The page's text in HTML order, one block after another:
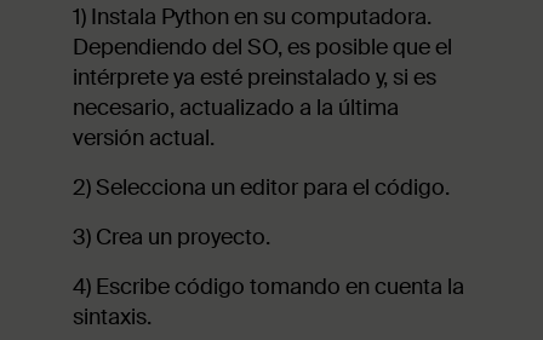
1) Instala Python en su computadora.
Dependiendo del SO, es posible que el
intérprete ya esté preinstalado y, si es
necesario, actualizado a la última
versión actual.
2) Selecciona un editor para el código.
3) Crea un proyecto.
4) Escribe código tomando en cuenta la
sintaxis.